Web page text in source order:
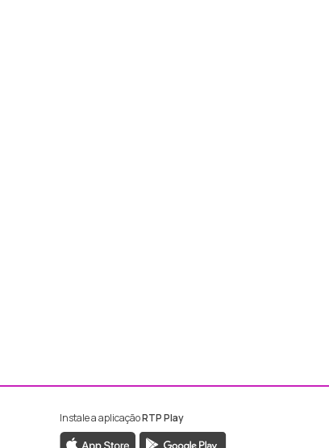
da RTP Madeira
da RTP Madeira
Instale a aplicaçãoRTP Play